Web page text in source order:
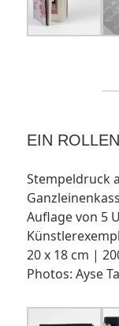
EIN
Stempeldruck
Auflage von 5
20 x 18 cm |
Photos: Ayse